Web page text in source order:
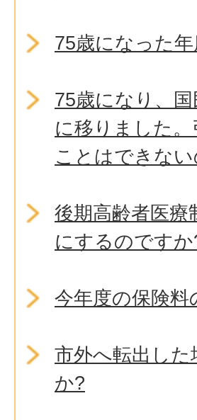
75歳になった
75歳になり、
に移りました
ことはできな
後期高齢者医
にするのですか
今年度の保険
市外へ転出し
か?